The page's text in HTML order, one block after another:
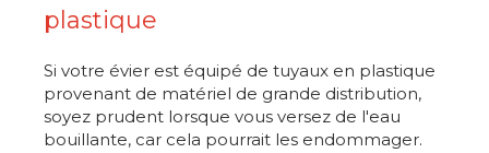
plastique
Si votre évier est équipé de tuyaux en plastique
provenant de matériel de grande distribution,
soyez prudent lorsque vous versez de l'eau
bouillante, car cela pourrait les endommager.